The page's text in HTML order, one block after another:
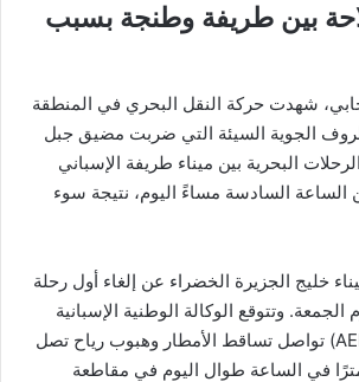
بين طريفة وطنجة بسبب
شهدت حركة النقل البحري في المنطقة
الجوية السيئة التي ضربت مضيق جبل
البحرية بين ميناء طريفة الإسباني
الساعة السادسة مساءً اليوم، نتيجة سوء
خليج الجزيرة الخضراء عن إلغاء أول رحلة
وتتوقع الوكالة الوطنية الإسبانية
للأرصاد الجوية (AEMET) تواصل تساقط الأمطار وهبوب رياح تصل
إلى 70 كيلومترًا في الساعة طوال اليوم في مقاطعة